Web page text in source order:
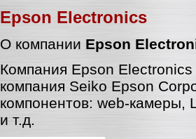
Epson Electronics
О компании Epson
Компания Epson
компания Seiko Epson
компонентов: web-камеры,
и т.д.